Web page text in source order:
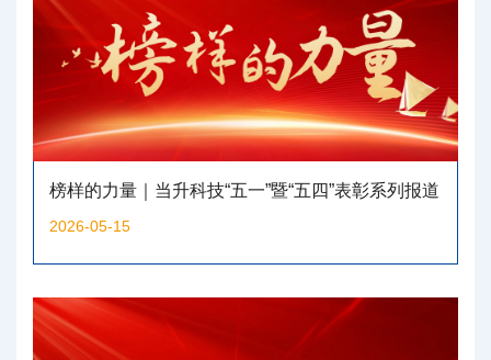
榜样的力量｜当升科技“五一”暨“五四”表彰系列报道
（三）
2026-05-15